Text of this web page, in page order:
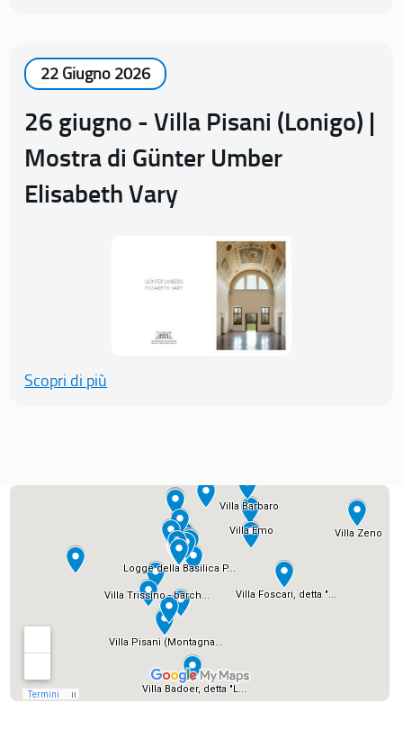
22 Giugno 2026
26 giugno - Villa Pisani (Lonigo) |
Mostra di Günter Umber
Elisabeth Vary
Scopri di più